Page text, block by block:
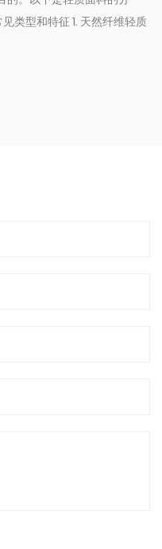
类型和特征 1. 天然纤维轻质